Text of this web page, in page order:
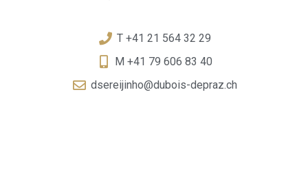
T +41 21 564 32 29
M +41 79 606 83 40
dsereijinho@dubois-depraz.ch